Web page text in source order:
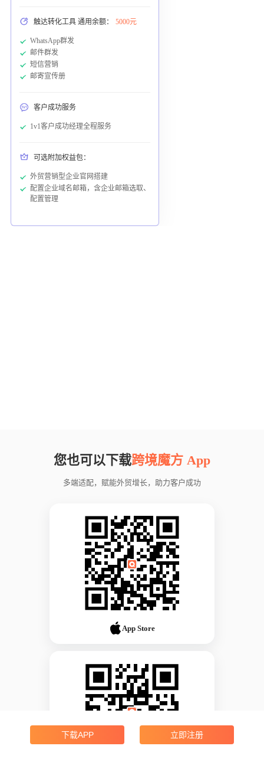
触达转化工具 通用余额： 5000元
WhatsApp群发
邮件群发
短信营销
邮寄宣传册
客户成功服务
1v1客户成功经理全程服务
可选附加权益包：
外贸营销型企业官网搭建
配置企业域名邮箱，含企业邮箱选取、
配置管理
您也可以下载跨境魔方 App
多端适配，赋能外贸增长，助力客户成功
App Store
下载APP 立即注册